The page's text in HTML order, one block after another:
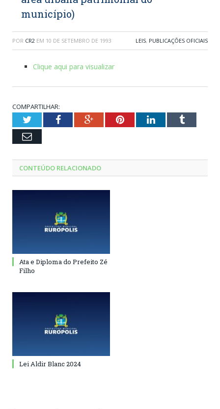
município)
POR CR2 EM 10 DE SETEMBRO DE 1993 LEIS, PUBLICAÇÕES OFICIAIS
Clique aqui para visualizar
COMPARTILHAR:
TwitterFacebookGoogle+PinterestLinkedInTumblr
Email
CONTEÚDO RELACIONADO
Ata e Diploma do Prefeito Zé
Filho
Lei Aldir Blanc 2024